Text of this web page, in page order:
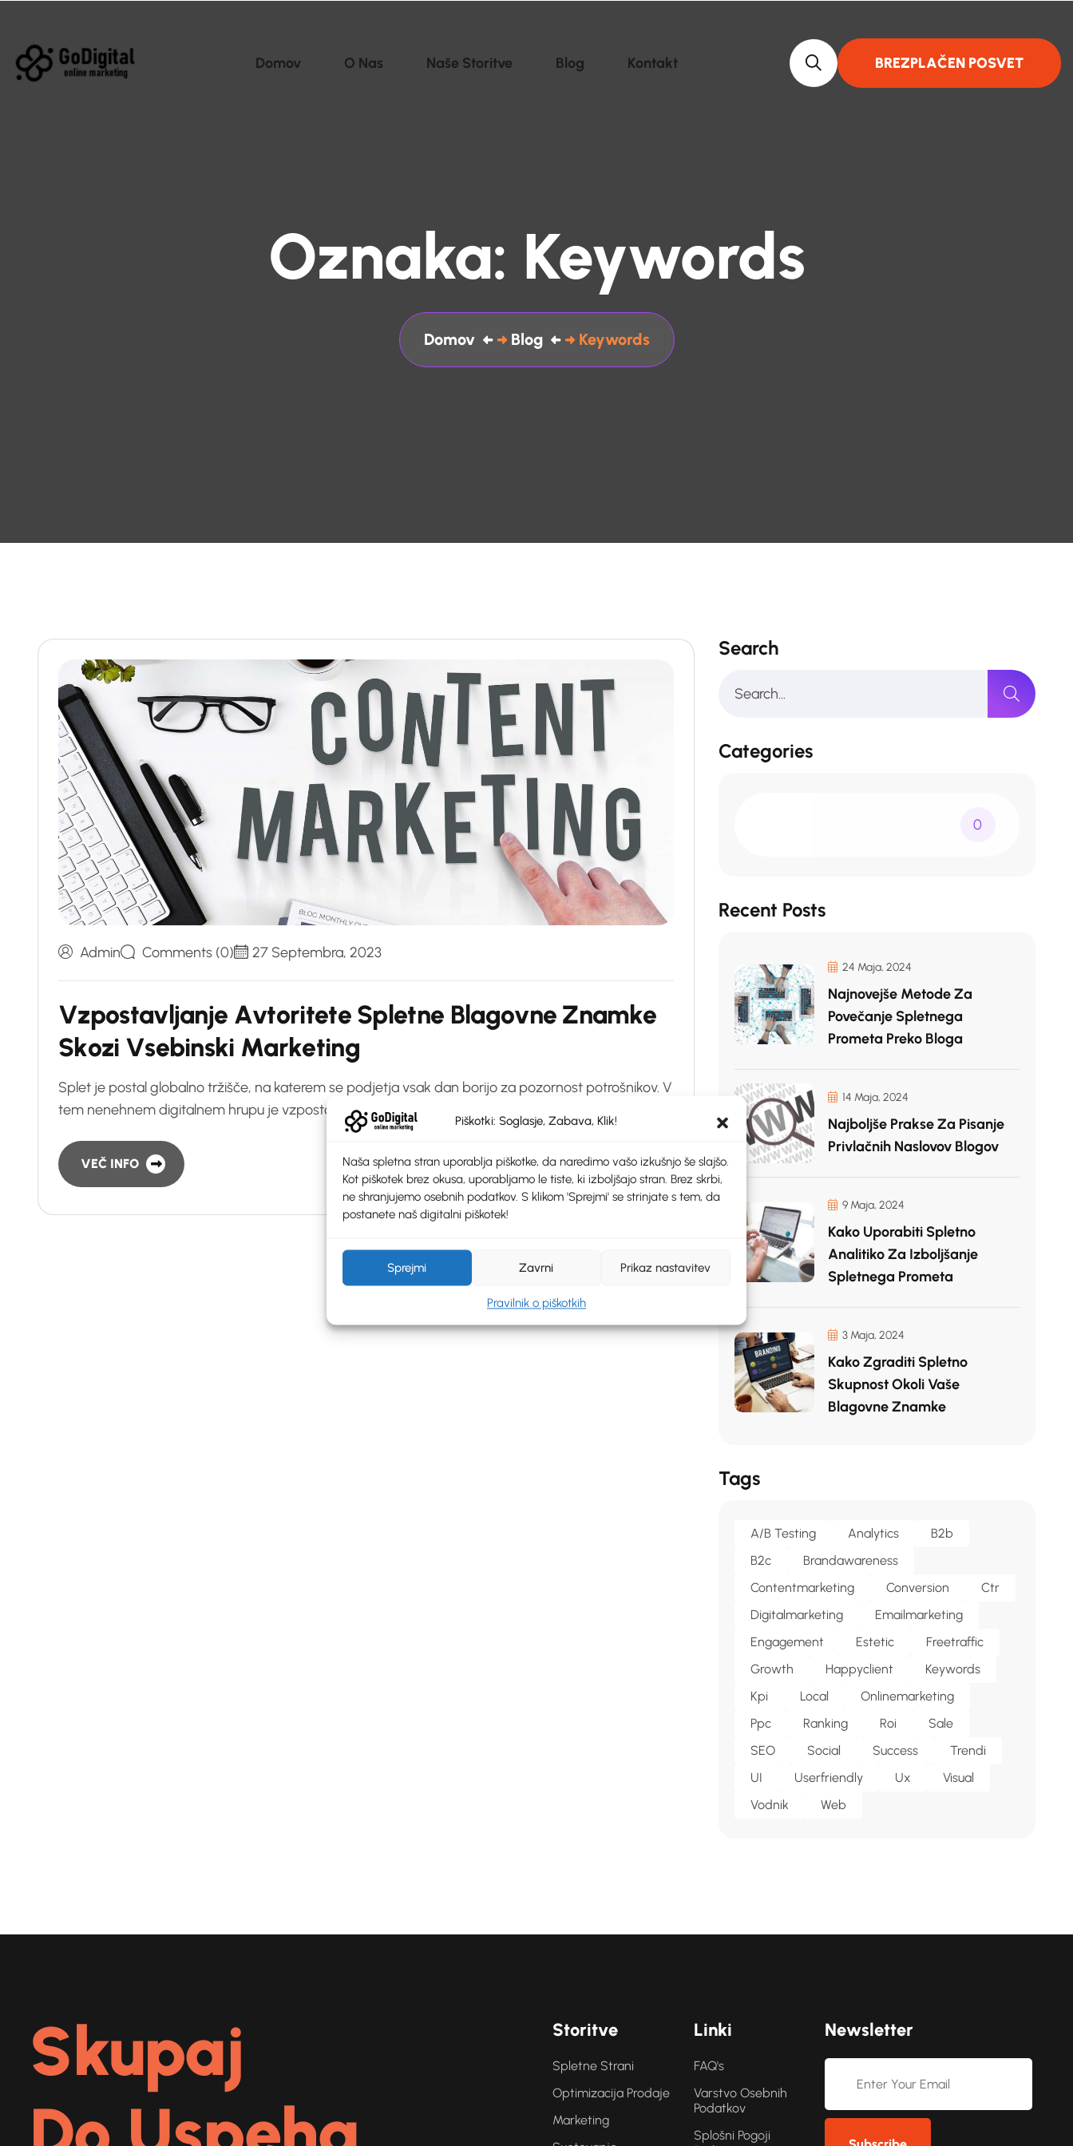
Piškotki: Soglasje, Zabava, Klik!
Naša spletna stran uporablja piškotke, da naredimo vašo izkušnjo še slajšo.
Kot piškotek brez okusa, uporabljamo le tiste, ki izboljšajo stran. Brez skrbi,
ne shranjujemo osebnih podatkov. S klikom 'Sprejmi' se strinjate s tem, da
postanete naš digitalni piškotek!
Sprejmi Zavrni Prikaz nastavitev
Pravilnik o piškotkih
Domov O Nas Naše Storitve Blog Kontakt BREZPLAČEN POSVET
Oznaka: Keywords
Domov Blog Keywords
Admin Comments (0) 27 Septembra, 2023
Vzpostavljanje Avtoritete Spletne Blagovne Znamke
Skozi Vsebinski Marketing
Splet je postal globalno tržišče, na katerem se podjetja vsak dan borijo za pozornost potrošnikov. V
tem nenehnem digitalnem hrupu je vzpostavljanje avtoritete spletne blagovne
VEČ INFO
Search
Categories
0
Recent Posts
24 Maja, 2024
Najnovejše Metode Za
Povečanje Spletnega
Prometa Preko Bloga
14 Maja, 2024
Najboljše Prakse Za Pisanje
Privlačnih Naslovov Blogov
9 Maja, 2024
Kako Uporabiti Spletno
Analitiko Za Izboljšanje
Spletnega Prometa
3 Maja, 2024
Kako Zgraditi Spletno
Skupnost Okoli Vaše
Blagovne Znamke
Tags
A/b Testing Analytics
B2b
B2c
Brandawareness
Contentmarketing
Conversion
Ctr
Digitalmarketing
Emailmarketing
Engagement
Estetic
Freetraffic
Growth
Happyclient
Keywords
Kpi
Local
Onlinemarketing
Ppc
Ranking Roi
Sale
SEO
Social Success
Trendi
UI
Userfriendly Ux
Visual
Vodnik
Web
Skupaj
Storitve
Spletne Strani
Optimizacija Prodaje
Marketing
Linki
FAQ's
Varstvo Osebnih
Podatkov
Splošni Pogoji
Newsletter